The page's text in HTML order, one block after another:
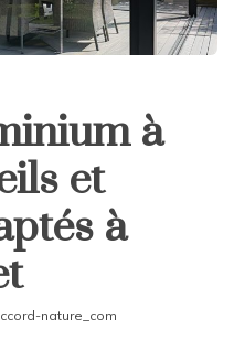
à
et
à
nature_com